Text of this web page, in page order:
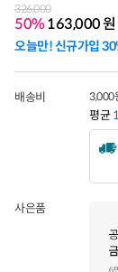
326,000
50%163,000원
오늘만! 신규가입
배송비 3,000
평균
사은품